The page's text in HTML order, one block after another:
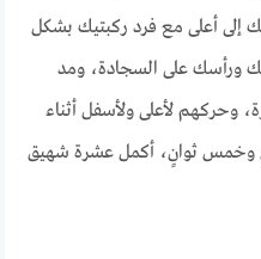
إلى أعلى مع فرد ركبتيك بشكل
ورأسك على السجادة، ومد
وحركهم لأعلى ولأسفل أثناء
وخمس ثوانٍ، أكمل عشرة شهيق